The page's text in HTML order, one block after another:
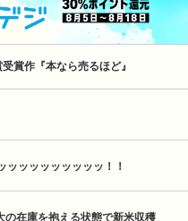
賞作『本なら売るほど』
ッッッッッッッッッ！！
の在庫を抱える状態で新米収穫